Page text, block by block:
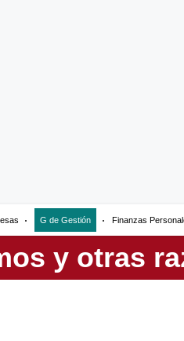
G de Gestión Finanzas